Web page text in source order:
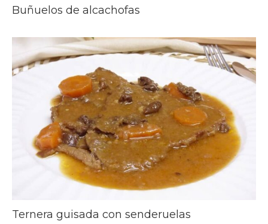
Buñuelos de alcachofas
Ternera guisada con senderuelas